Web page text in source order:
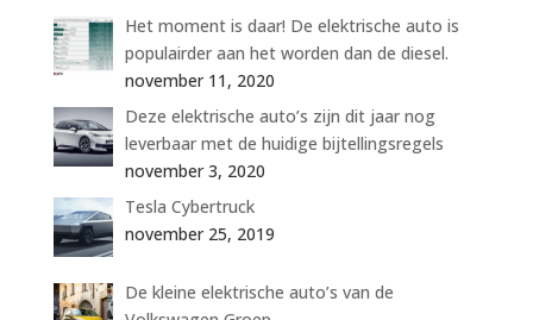
Het moment is daar! De elektrische auto is
populairder aan het worden dan de diesel.
november 11, 2020
Deze elektrische auto’s zijn dit jaar nog
leverbaar met de huidige bijtellingsregels
november 3, 2020
Tesla Cybertruck
november 25, 2019
De kleine elektrische auto’s van de